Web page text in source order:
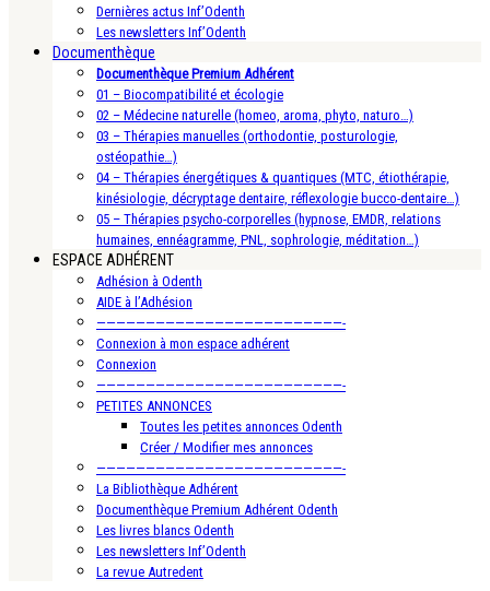
Dernières actus Inf’Odenth
Les newsletters Inf’Odenth
Documenthèque
Documenthèque Premium Adhérent
01 – Biocompatibilité et écologie
02 – Médecine naturelle (homeo, aroma, phyto, naturo…)
03 – Thérapies manuelles (orthodontie, posturologie,
ostéopathie…)
04 – Thérapies énergétiques & quantiques (MTC, étiothérapie,
kinésiologie, décryptage dentaire, réflexologie bucco-dentaire…)
05 – Thérapies psycho-corporelles (hypnose, EMDR, relations
humaines, ennéagramme, PNL, sophrologie, méditation…)
ESPACE ADHÉRENT
Adhésion à Odenth
AIDE à l’Adhésion
—————————————————————————-
Connexion à mon espace adhérent
Connexion
—————————————————————————-
PETITES ANNONCES
Toutes les petites annonces Odenth
Créer / Modifier mes annonces
—————————————————————————-
La Bibliothèque Adhérent
Documenthèque Premium Adhérent Odenth
Les livres blancs Odenth
Les newsletters Inf’Odenth
La revue Autredent